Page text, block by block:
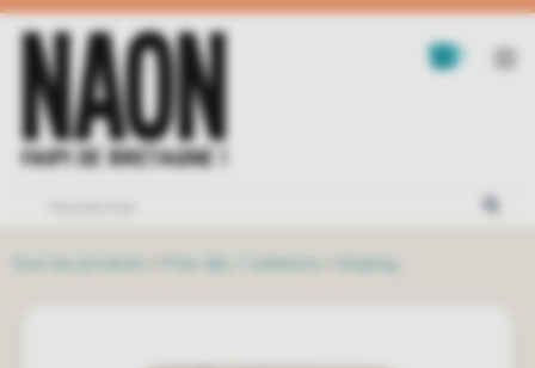
Tous les produits P'tits déj / collations Display